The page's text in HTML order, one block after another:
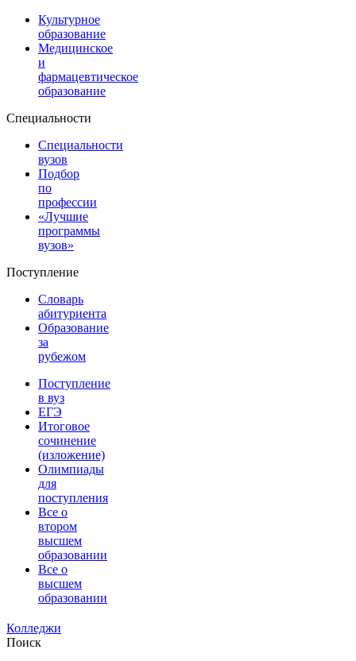
Культурное
образование
Медицинское
и
фармацевтическое
образование
Специальности
Специальности
вузов
Подбор
по
профессии
«Лучшие
программы
вузов»
Поступление
Словарь
абитуриента
Образование
за
рубежом
Поступление
в вуз
ЕГЭ
Итоговое
сочинение
(изложение)
Олимпиады
для
поступления
Все о
втором
высшем
образовании
Все о
высшем
образовании
Колледжи
Поиск